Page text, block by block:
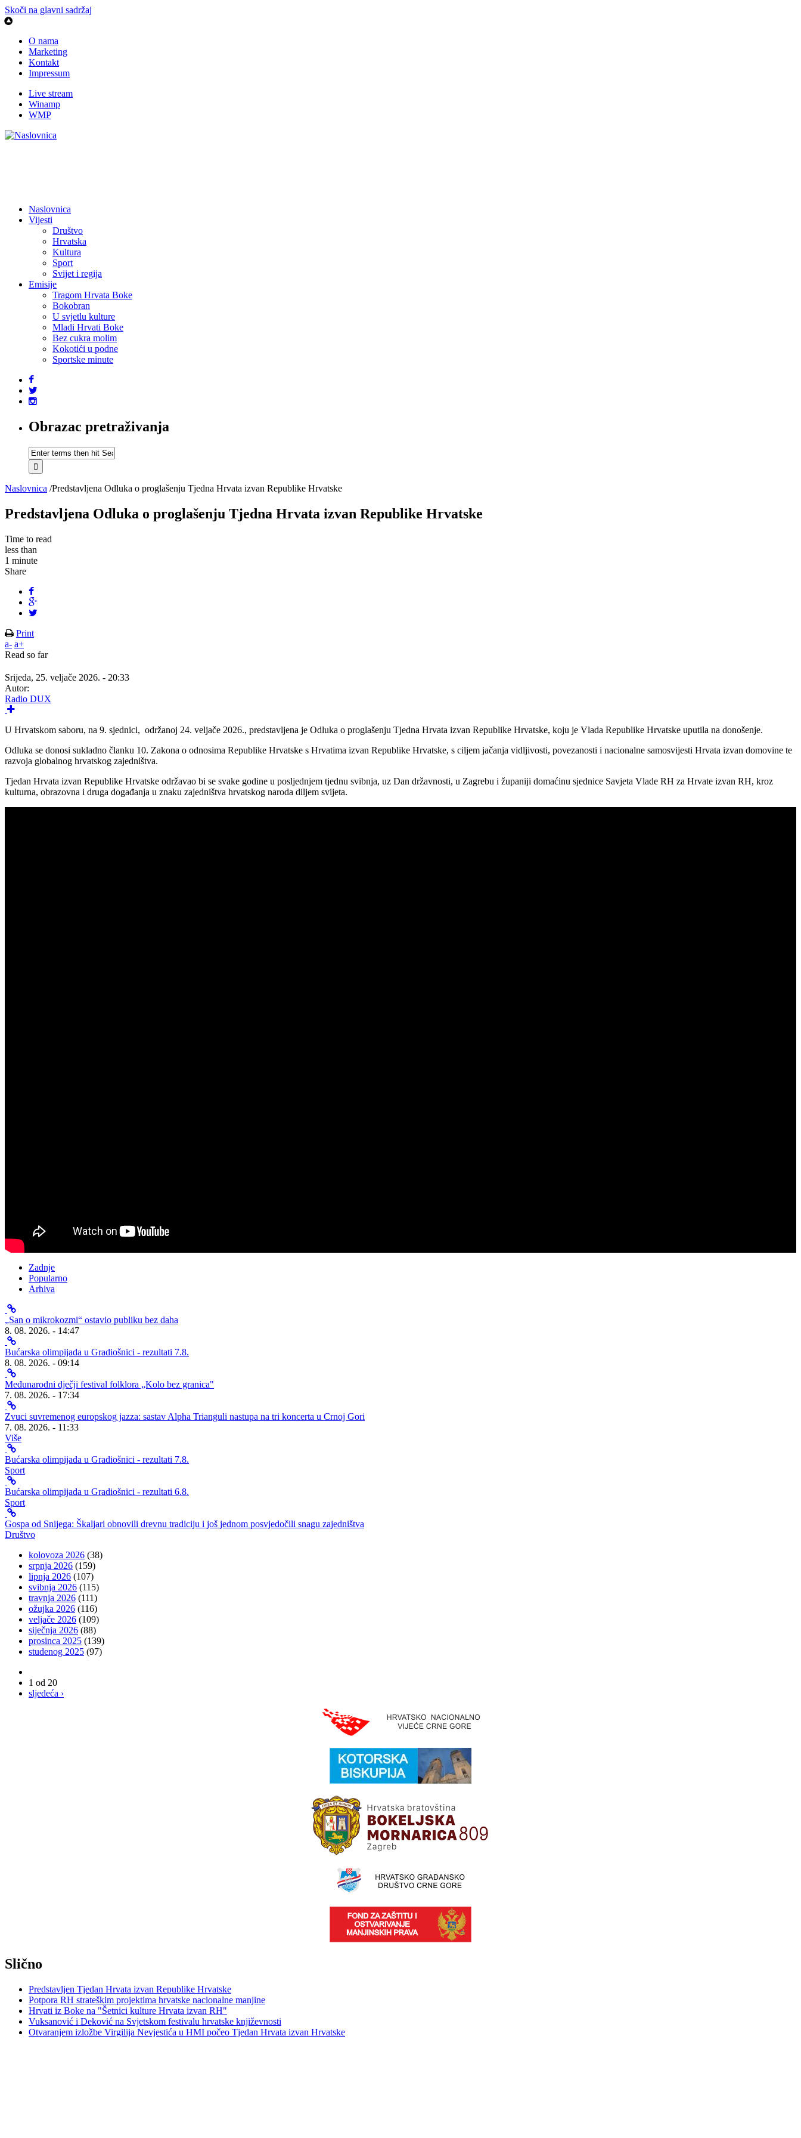
Skoči na glavni sadržaj
O nama
Marketing
Kontakt
Impressum
Live stream
Winamp
WMP
Naslovnica
Vijesti
Društvo
Hrvatska
Kultura
Sport
Svijet i regija
Emisije
Tragom Hrvata Boke
Bokobran
U svjetlu kulture
Mladi Hrvati Boke
Bez cukra molim
Kokotići u podne
Sportske minute
Obrazac pretraživanja
Naslovnica /Predstavljena Odluka o proglašenju Tjedna Hrvata izvan Republike Hrvatske
Predstavljena Odluka o proglašenju Tjedna Hrvata izvan Republike Hrvatske
Time to read
less than
1 minute
Share
Print
a- a+
Read so far
Srijeda, 25. veljače 2026. - 20:33
Autor:
Radio DUX
U Hrvatskom saboru, na 9. sjednici, održanoj 24. veljače 2026., predstavljena je Odluka o proglašenju Tjedna Hrvata izvan Republike Hrvatske, koju je Vlada Republike Hrvatske uputila na donošenje.
Odluka se donosi sukladno članku 10. Zakona o odnosima Republike Hrvatske s Hrvatima izvan Republike Hrvatske, s ciljem jačanja vidljivosti, povezanosti i nacionalne samosvijesti Hrvata izvan domovine te
razvoja globalnog hrvatskog zajedništva.
Tjedan Hrvata izvan Republike Hrvatske održavao bi se svake godine u posljednjem tjednu svibnja, uz Dan državnosti, u Zagrebu i županiji domaćinu sjednice Savjeta Vlade RH za Hrvate izvan RH, kroz
kulturna, obrazovna i druga događanja u znaku zajedništva hrvatskog naroda diljem svijeta.
Zadnje
Popularno
Arhiva
„San o mikrokozmi“ ostavio publiku bez daha
8. 08. 2026. - 14:47
Bućarska olimpijada u Gradiošnici - rezultati 7.8.
8. 08. 2026. - 09:14
Međunarodni dječji festival folklora „Kolo bez granica"
7. 08. 2026. - 17:34
Zvuci suvremenog europskog jazza: sastav Alpha Trianguli nastupa na tri koncerta u Crnoj Gori
7. 08. 2026. - 11:33
Više
Bućarska olimpijada u Gradiošnici - rezultati 7.8.
Sport
Bućarska olimpijada u Gradiošnici - rezultati 6.8.
Sport
Gospa od Snijega: Škaljari obnovili drevnu tradiciju i još jednom posvjedočili snagu zajedništva
Društvo
kolovoza 2026 (38)
srpnja 2026 (159)
lipnja 2026 (107)
svibnja 2026 (115)
travnja 2026 (111)
ožujka 2026 (116)
veljače 2026 (109)
siječnja 2026 (88)
prosinca 2025 (139)
studenog 2025 (97)
1 od 20
sljedeća ›
Slično
Predstavljen Tjedan Hrvata izvan Republike Hrvatske
Potpora RH strateškim projektima hrvatske nacionalne manjine
Hrvati iz Boke na "Šetnici kulture Hrvata izvan RH"
Vuksanović i Deković na Svjetskom festivalu hrvatske književnosti
Otvaranjem izložbe Virgilija Nevjestića u HMI počeo Tjedan Hrvata izvan Hrvatske